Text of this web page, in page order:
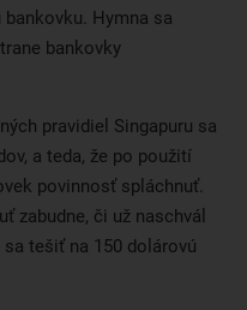
Hymna sa
bankovky
pravidiel Singapuru sa
a teda, že po použití
povinnosť spláchnuť.
zabudne, či už naschvál
tešiť na 150 dolárovú